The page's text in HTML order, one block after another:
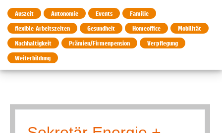
Auszeit Autonomie Events
Familie
flexible Arbeitszeiten
Gesundheit Homeoffice
Mobilität
Nachhaltigkeit
Prämien/Firmenpension
Verpflegung
Weiterbildung